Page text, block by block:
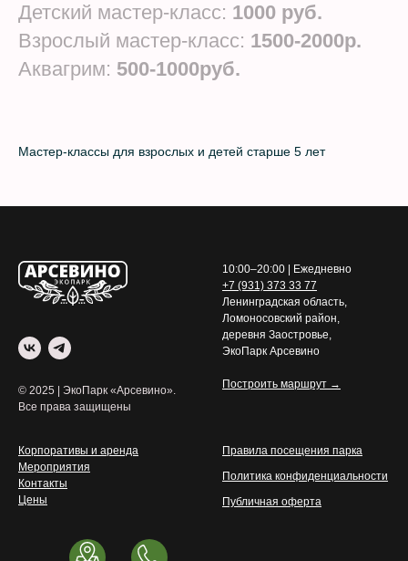
Детский мастер-класс: 1000 руб.
Взрослый мастер-класс: 1500-2000р.
Аквагрим: 500-1000руб.
Мастер-классы для взрослых и детей старше 5 лет
© 2025 | ЭкоПарк «Арсевино».
Все права защищены
10:00–20:00 | Ежедневно
+7 (931) 373 33 77
Ленинградская область,
Ломоносовский район,
деревня Заостровье,
ЭкоПарк Арсевино
Построить маршрут →
Корпоративы и аренда
Мероприятия
Контакты
Цены
Правила посещения парка
Политика конфиденциальности
Публичная оферта